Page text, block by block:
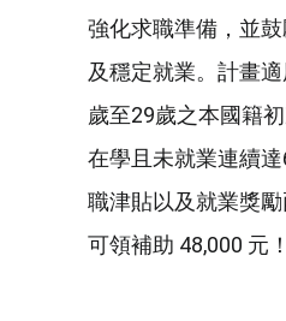
強化求職準備，並
及穩定就業。計畫
歲至29歲之本國籍
在學且未就業連續
職津貼以及就業獎
可領補助 48,000 元！